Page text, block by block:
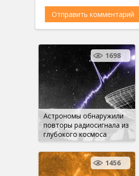
Астрономы обнаружили
повторы радиосигнала из
глубокого космоса
1698
1456